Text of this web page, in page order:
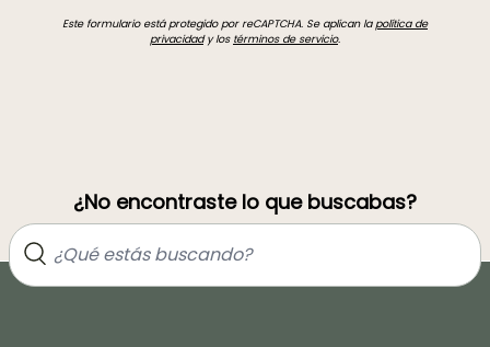
Este formulario está protegido por reCAPTCHA. Se aplican lapolítica de
privacidady los términos de servicio.
¿No encontraste lo que buscabas?